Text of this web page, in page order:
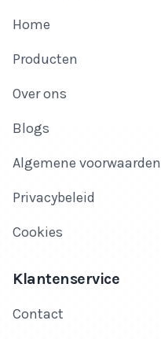
Home
Producten
Over ons
Blogs
Algemene voorwaarden
Privacybeleid
Cookies
Klantenservice
Contact